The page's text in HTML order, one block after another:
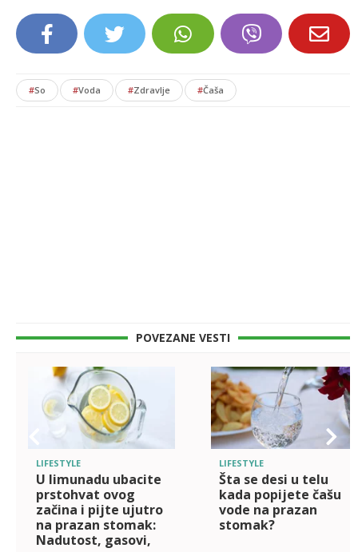
#So #Voda #Zdravlje #Čaša
POVEZANE VESTI
LIFESTYLE
U limunadu ubacite
prstohvat ovog
začina i pijte ujutro
na prazan stomak:
Nadutost, gasovi,
LIFESTYLE
Šta se desi u telu
kada popijete čašu
vode na prazan
stomak?